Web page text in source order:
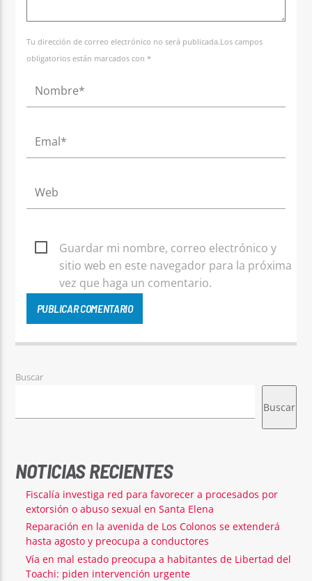
Tu dirección de correo electrónico no será publicada.Los campos
obligatorios están marcados con *
Guardar mi nombre, correo electrónico y
sitio web en este navegador para la próxima
vez que haga un comentario.
Buscar
Buscar
NOTICIAS RECIENTES
Fiscalía investiga red para favorecer a procesados por
extorsión o abuso sexual en Santa Elena
Reparación en la avenida de Los Colonos se extenderá
hasta agosto y preocupa a conductores
Vía en mal estado preocupa a habitantes de Libertad del
Toachi: piden intervención urgente